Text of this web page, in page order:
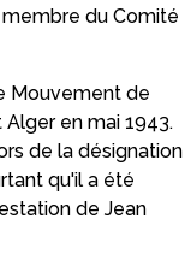
du Comité
Mouvement de
en mai 1943.
de la désignation
qu'il a été
de Jean